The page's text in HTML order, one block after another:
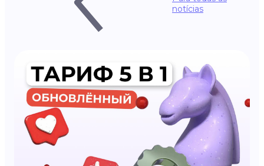
notícias